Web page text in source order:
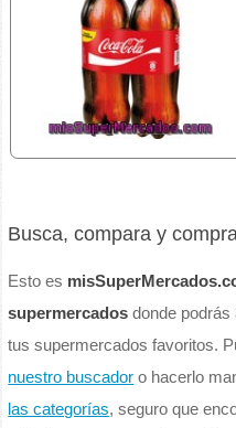
Busca, compara y
Esto es
supermercados donde
tus supermercados favoritos.
nuestro buscador o hacerlo
las categorías, seguro que